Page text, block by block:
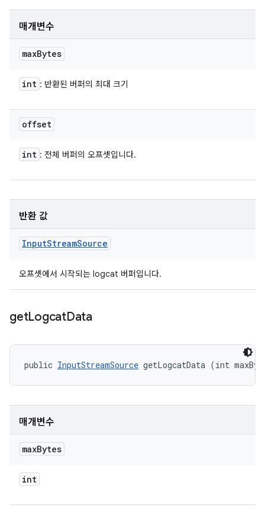
매개변수
maxBytes
int : 반환된 버퍼의 최대 크기
offset
int : 전체 버퍼의 오프셋입니다.
반환 값
InputStreamSource
오프셋에서 시작되는 logcat 버퍼입니다.
getLogcatData
public InputStreamSource getLogcatData (int
매개변수
maxBytes
int